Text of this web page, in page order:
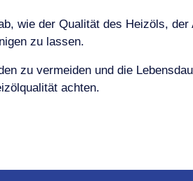
wie der Qualität des Heizöls,
zu lassen.
zu vermeiden und die
achten.